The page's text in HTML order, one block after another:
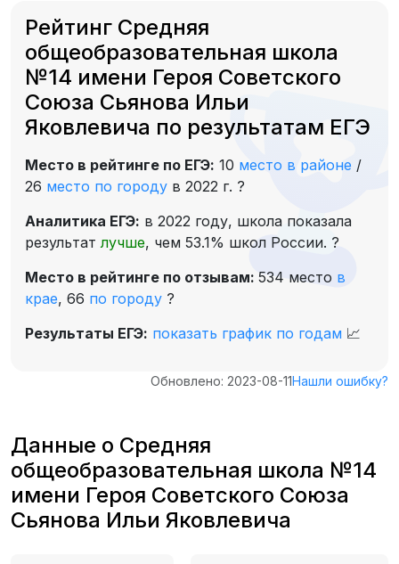
Рейтинг Средняя
общеобразовательная школа
№14 имени Героя Советского
Союза Сьянова Ильи
Яковлевича по результатам ЕГЭ
Место в рейтинге по ЕГЭ: 10 место в районе /
26 место по городу в 2022 г. ?
Аналитика ЕГЭ: в 2022 году, школа показала
результатлучше, чем 53.1% школ России. ?
Место в рейтинге по отзывам: 534 место в
крае, 66 по городу ?
Результаты ЕГЭ: показать график по годам 📈
Обновлено: 2023-08-11Нашли ошибку?
Данные о Средняя
общеобразовательная школа №14
имени Героя Советского Союза
Сьянова Ильи Яковлевича